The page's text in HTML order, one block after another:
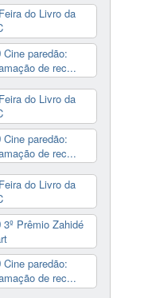
Feira do Livro da
Cine paredão:
de rec...
Feira do Livro da
Cine paredão:
de rec...
Feira do Livro da
3º Prêmio Zahidé
Cine paredão:
de rec...